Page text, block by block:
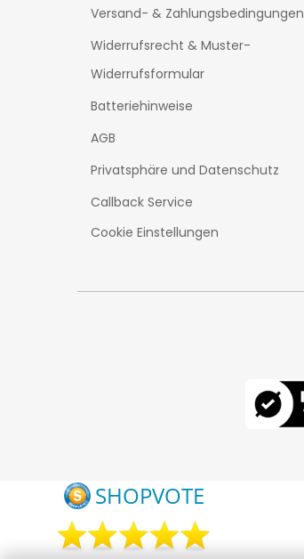
Versand- & Zahlungsbedingungen
Widerrufsrecht & Muster-
Widerrufsformular
Batteriehinweise
AGB
Privatsphäre und Datenschutz
Callback Service
Cookie Einstellungen